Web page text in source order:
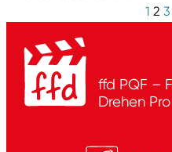
1 2 3
ffd PQF –
Drehen